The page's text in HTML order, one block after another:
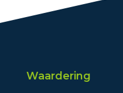
Waardering